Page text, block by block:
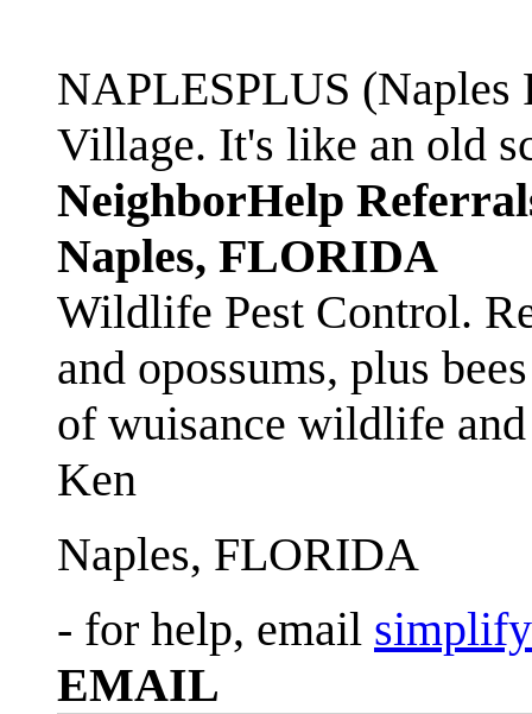
NAPLESPLUS
Village. It's like an old
NeighborHelp
Naples, FLORIDA
Wildlife Pest Control.
and opossums, plus
of wuisance wildlife
Ken
Naples, FLORIDA
- for help, email
EMAIL